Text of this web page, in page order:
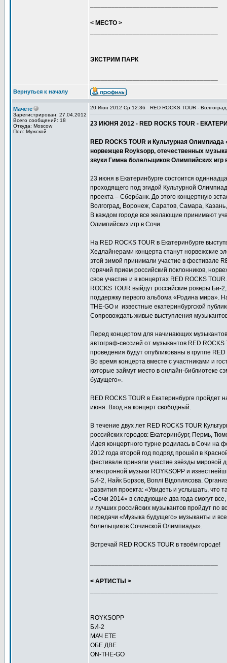
< МЕСТО >
ЭКСТРИМ ПАРК
Вернуться к началу
Мачете
Зарегистрирован: 27.04.2012
Всего сообщений: 18
Откуда: Moscow
Пол: Мужской
20 Июн 2012 Ср 12:36 RED ROCKS TOUR - Волгоград
23 ИЮНЯ 2012 - RED ROCKS TOUR -
RED ROCKS TOUR и Культурная Олимпиада
норвежцев Royksopp, отечественных
звуки Гимна болельщиков Олимпийских игр
23 июня в Екатеринбурге состоится
проходящего под эгидой Культурной
проекта – Сбербанк. До этого концертную
Волгоград, Воронеж, Саратов, Самара,
В каждом городе все желающие принимают
Олимпийских игр в Сочи.
На RED ROCKS TOUR в Екатеринбурге
Хедлайнерами концерта станут норвежские
этой зимой принимали участие в фестивале
горячий прием российский поклонников,
свое участие и в концертах RED ROCKS
ROCKS TOUR выйдут российские рокеры
поддержку первого альбома «Родина мира».
THE-GO и известные екатеринбургской
Сопровождать живые выступления
Перед концертом для начинающих
автограф-сессией от музыкантов RED
проведения будут опубликованы в группе
Во время концерта вместе с участниками и
которые займут место в онлайн-библиотеке
будущего».
RED ROCKS TOUR в Екатеринбурге пройдет
июня. Вход на концерт свободный.
В течение двух лет RED ROCKS TOUR
российских городов: Екатеринбург, Пермь,
Идея концертного турне родилась в Сочи на
2012 года второй год подряд прошёл в
фестивале приняли участие звёзды мировой
электронной музыки ROYKSOPP и
БИ-2, Найк Борзов, Воплi Вiдоплясова.
развития проекта: «Увидеть и услышать, что
«Сочи 2014» в следующие два года смогут
и лучших российских музыкантов пройдут по
передачи «Музыка будущего» музыканты и
болельщиков Сочинской Олимпиады».
Встречай RED ROCKS TOUR в твоём городе!
< АРТИСТЫ >
ROYKSOPP
БИ-2
МАЧ ЕТЕ
ОБЕ ДВЕ
ON-THE-GO